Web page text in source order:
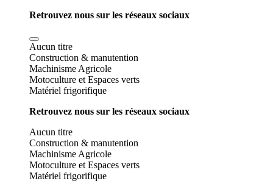
Retrouvez nous sur les réseaux sociaux
Aucun titre
Construction & manutention
Machinisme Agricole
Motoculture et Espaces verts
Matériel frigorifique
Retrouvez nous sur les réseaux sociaux
Aucun titre
Construction & manutention
Machinisme Agricole
Motoculture et Espaces verts
Matériel frigorifique